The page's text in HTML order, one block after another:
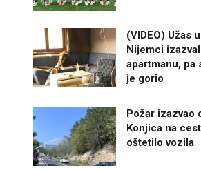
(VIDEO) Užas
Nijemci
apartmanu, pa
je gorio
Požar izazvao
Konjica na
oštetilo vozila